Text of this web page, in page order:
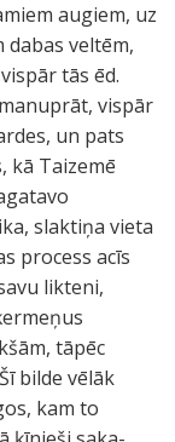
augiem, uz
veltēm,
tās ēd.
vispār
un pats
kā Taizemē
slaktiņa vieta
process acīs
likteni,
tāpēc
bilde vēlāk
kam to